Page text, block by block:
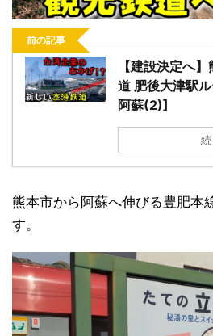
前の記事
【建設決定へ
道 肥後大津駅
阿蘇(2)]
熊本市から阿蘇へ伸びる豊肥本
す。